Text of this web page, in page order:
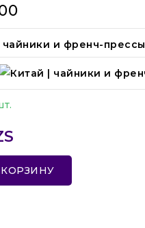
чайники и френч-прессы